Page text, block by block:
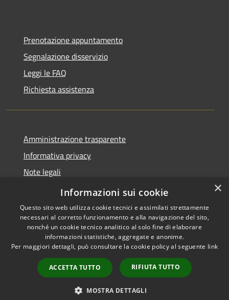
Prenotazione appuntamento
Segnalazione disservizio
Leggi le FAQ
Richiesta assistenza
Amministrazione trasparente
Informativa privacy
Note legali
Dichiarazione di accessibilità
Accessibilità
Copyright © 2026 • Comune di
Magliano Sabina • Powered by
Municipium•
Accesso
redazione
×
Informazioni sui cookie
Questo sito web utilizza cookie tecnici e assimilati strettamente
necessari al corretto funzionamento e alla navigazione del sito,
nonché un cookie tecnico analitico al solo fine di elaborare
informazioni statistiche, aggregate e anonime.
Per maggiori dettagli, può consultare la cookie policy al seguente link
ACCETTA TUTTO RIFIUTA TUTTO
MOSTRA DETTAGLI